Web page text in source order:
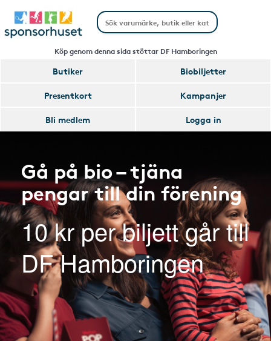
Köp genom denna sida stöttar DF Hamboringen
Butiker
Biobiljetter
Presentkort
Kampanjer
Bli medlem
Logga in
Gå på bio – tjäna
pengar till din förening
10 kr per biljett går till
DF Hamboringen